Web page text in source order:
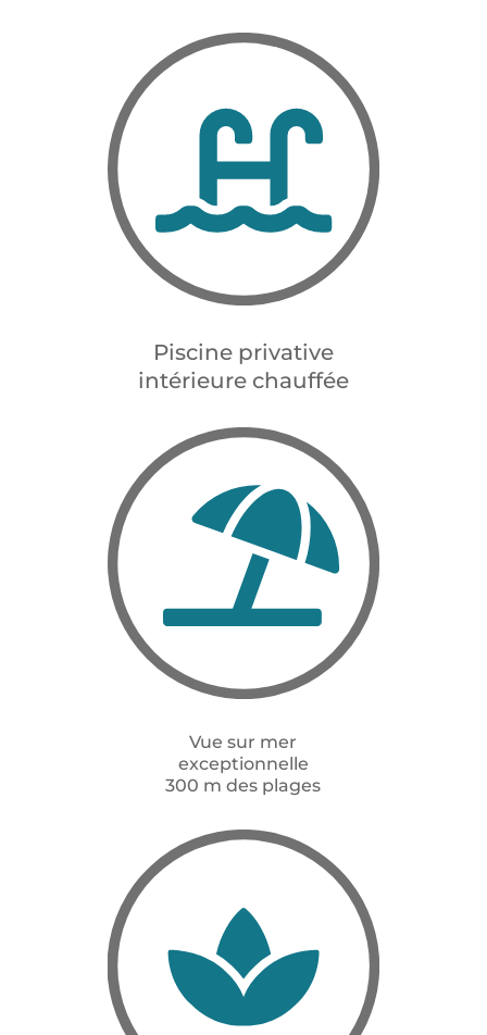
Piscine privative
intérieure chauffée
Vue sur mer
exceptionnelle
300 m des plages